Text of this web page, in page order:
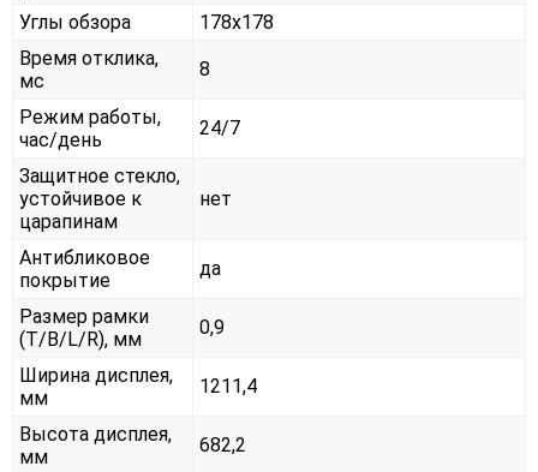
Углы обзора
178x178
Время отклика,
мс
8
Режим работы,
час/день
24/7
Защитное стекло,
устойчивое к
царапинам
нет
Антибликовое
покрытие
да
Размер рамки
(T/B/L/R), мм
0,9
Ширина дисплея,
мм
1211,4
Высота дисплея,
мм
682,2